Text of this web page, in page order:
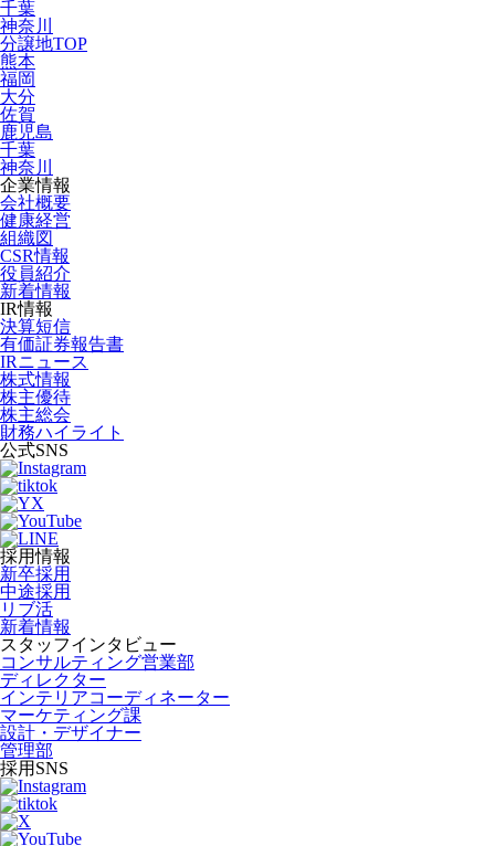
千葉
神奈川
分譲地TOP
熊本
福岡
大分
佐賀
鹿児島
千葉
神奈川
企業情報
会社概要
健康経営
組織図
CSR情報
役員紹介
新着情報
IR情報
決算短信
有価証券報告書
IRニュース
株式情報
株主優待
株主総会
財務ハイライト
公式SNS
採用情報
新卒採用
中途採用
リブ活
新着情報
スタッフインタビュー
コンサルティング営業部
ディレクター
インテリアコーディネーター
マーケティング課
設計・デザイナー
管理部
採用SNS